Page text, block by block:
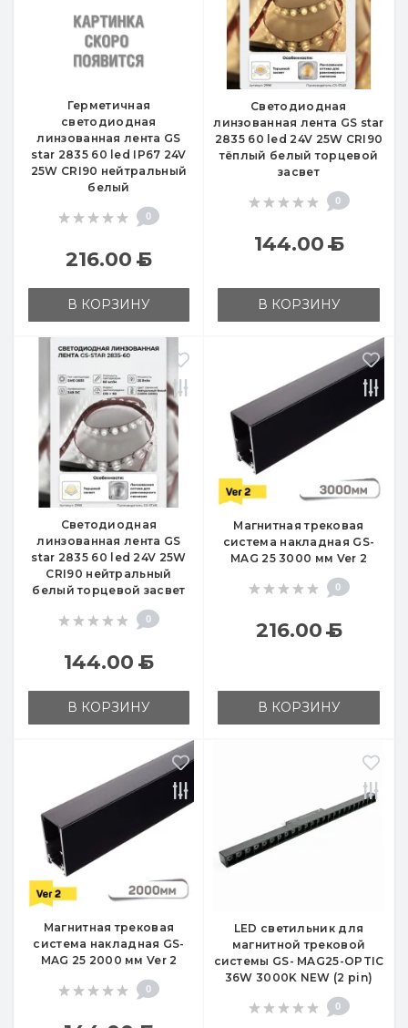
Герметичная
светодиодная
линзованная лента GS
star 2835 60 led IP67 24V
25W CRI90 нейтральный
белый
0
216.00Б
В КОРЗИНУ
Светодиодная
линзованная лента GS star
2835 60 led 24V 25W CRI90
тёплый белый торцевой
засвет
0
144.00Б
В КОРЗИНУ
Светодиодная
линзованная лента GS
star 2835 60 led 24V 25W
CRI90 нейтральный
белый торцевой засвет
0
144.00Б
В КОРЗИНУ
Магнитная трековая
система накладная GS-
MAG 25 3000 мм Ver 2
0
216.00Б
В КОРЗИНУ
Магнитная трековая
система накладная GS-
MAG 25 2000 мм Ver 2
0
LED светильник для
магнитной трековой
системы GS- MAG25-OPTIC
36W 3000K NEW (2 pin)
0